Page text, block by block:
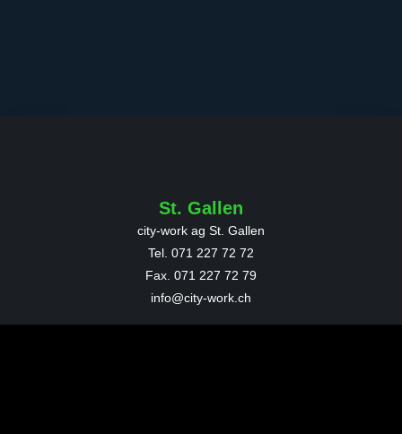
St. Gallen
city-work ag St. Gallen
Tel. 071 227 72 72
Fax. 071 227 72 79
info@city-work.ch